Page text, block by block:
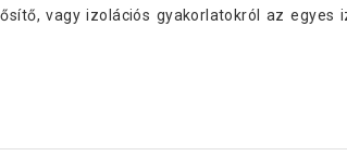
vagy izolációs gyakorlatokról az egyes